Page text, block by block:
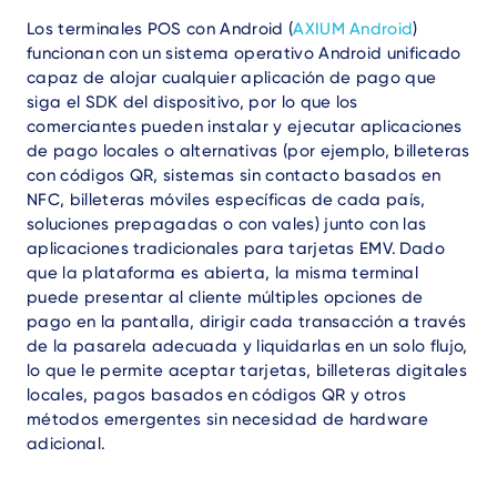
Los terminales POS con Android (AXIUM Android)
funcionan con un sistema operativo Android unificado
capaz de alojar cualquier aplicación de pago que
siga el SDK del dispositivo, por lo que los
comerciantes pueden instalar y ejecutar aplicaciones
de pago locales o alternativas (por ejemplo, billeteras
con códigos QR, sistemas sin contacto basados en
NFC, billeteras móviles específicas de cada país,
soluciones prepagadas o con vales) junto con las
aplicaciones tradicionales para tarjetas EMV. Dado
que la plataforma es abierta, la misma terminal
puede presentar al cliente múltiples opciones de
pago en la pantalla, dirigir cada transacción a través
de la pasarela adecuada y liquidarlas en un solo flujo,
lo que le permite aceptar tarjetas, billeteras digitales
locales, pagos basados en códigos QR y otros
métodos emergentes sin necesidad de hardware
adicional.